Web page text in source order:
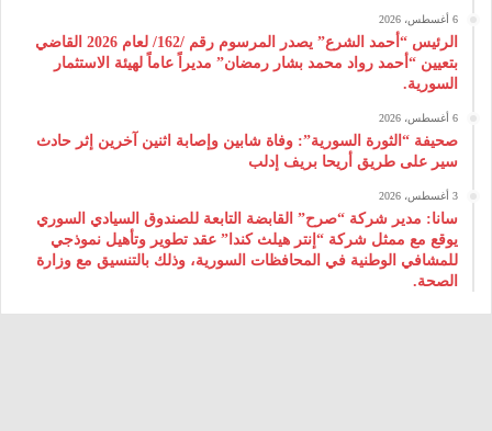
6 أغسطس، 2026
الرئيس “أحمد الشرع” يصدر المرسوم رقم /162/ لعام 2026 ‌القاضي
بتعيين “أحمد رواد محمد بشار رمضان” مديراً عاماً لهيئة ‌الاستثمار
السورية.
6 أغسطس، 2026
صحيفة “الثورة السورية”: وفاة شابين وإصابة اثنين آخرين إثر حادث
سير على طريق أريحا بريف إدلب
3 أغسطس، 2026
سانا: مدير شركة “صرح” القابضة التابعة للصندوق السيادي السوري
يوقع مع ممثل شركة “إنتر هيلث كندا” عقد تطوير وتأهيل نموذجي
للمشافي الوطنية في المحافظات السورية، وذلك بالتنسيق مع وزارة
الصحة.